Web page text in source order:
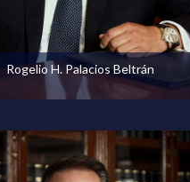
Rogelio H. Palacios Beltrán
Ver perfil